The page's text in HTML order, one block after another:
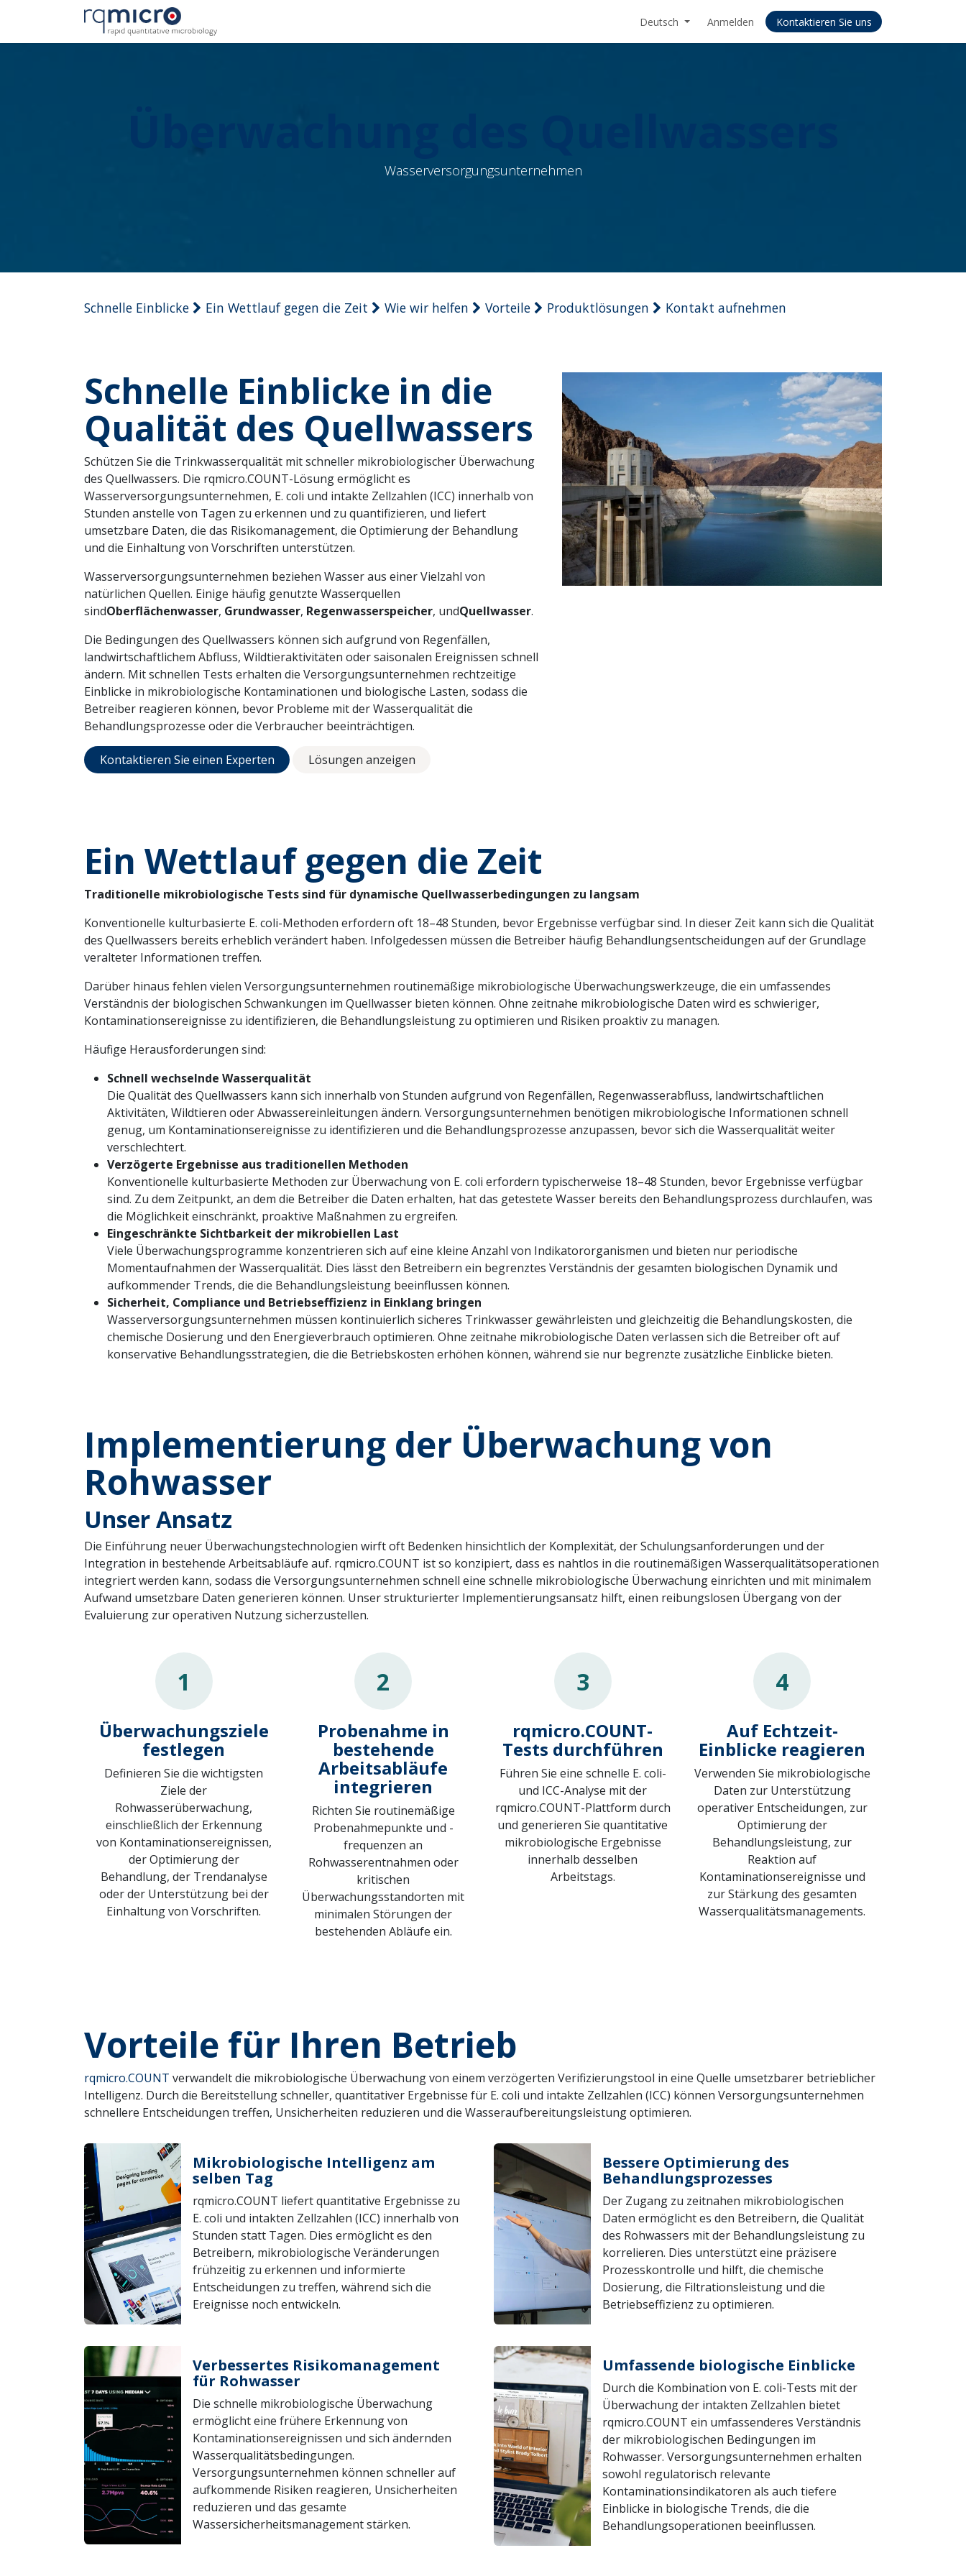
Zum Inhalt springen
Deutsch Anmelden Kontaktieren Sie uns
Wasserversorgungsunternehmen
Schnelle Einblicke Ein Wettlauf gegen die Zeit Wie wir helfen Vorteile Produktlösungen Kontakt aufnehmen
Schnelle Einblicke in die
Qualität des Quellwassers
Schützen Sie die Trinkwasserqualität mit schneller mikrobiologischer Überwachung
des Quellwassers. Die rqmicro.COUNT-Lösung ermöglicht es
Wasserversorgungsunternehmen, E. coli und intakte Zellzahlen (ICC) innerhalb von
Stunden anstelle von Tagen zu erkennen und zu quantifizieren, und liefert
umsetzbare Daten, die das Risikomanagement, die Optimierung der Behandlung
und die Einhaltung von Vorschriften unterstützen.
Wasserversorgungsunternehmen beziehen Wasser aus einer Vielzahl von
natürlichen Quellen. Einige häufig genutzte Wasserquellen
sindOberflächenwasser, Grundwasser, Regenwasserspeicher, undQuellwasser.
Die Bedingungen des Quellwassers können sich aufgrund von Regenfällen,
landwirtschaftlichem Abfluss, Wildtieraktivitäten oder saisonalen Ereignissen schnell
ändern. Mit schnellen Tests erhalten die Versorgungsunternehmen rechtzeitige
Einblicke in mikrobiologische Kontaminationen und biologische Lasten, sodass die
Betreiber reagieren können, bevor Probleme mit der Wasserqualität die
Behandlungsprozesse oder die Verbraucher beeinträchtigen.
Kontaktieren Sie einen Experten Lösungen anzeigen
Ein Wettlauf gegen die Zeit
Traditionelle mikrobiologische Tests sind für dynamische Quellwasserbedingungen zu langsam
Konventionelle kulturbasierte E. coli-Methoden erfordern oft 18–48 Stunden, bevor Ergebnisse verfügbar sind. In dieser Zeit kann sich die Qualität
des Quellwassers bereits erheblich verändert haben. Infolgedessen müssen die Betreiber häufig Behandlungsentscheidungen auf der Grundlage
veralteter Informationen treffen.
Darüber hinaus fehlen vielen Versorgungsunternehmen routinemäßige mikrobiologische Überwachungswerkzeuge, die ein umfassendes
Verständnis der biologischen Schwankungen im Quellwasser bieten können. Ohne zeitnahe mikrobiologische Daten wird es schwieriger,
Kontaminationsereignisse zu identifizieren, die Behandlungsleistung zu optimieren und Risiken proaktiv zu managen.
Häufige Herausforderungen sind:
Schnell wechselnde Wasserqualität
Die Qualität des Quellwassers kann sich innerhalb von Stunden aufgrund von Regenfällen, Regenwasserabfluss, landwirtschaftlichen
Aktivitäten, Wildtieren oder Abwassereinleitungen ändern. Versorgungsunternehmen benötigen mikrobiologische Informationen schnell
genug, um Kontaminationsereignisse zu identifizieren und die Behandlungsprozesse anzupassen, bevor sich die Wasserqualität weiter
verschlechtert.
Verzögerte Ergebnisse aus traditionellen Methoden
Konventionelle kulturbasierte Methoden zur Überwachung von E. coli erfordern typischerweise 18–48 Stunden, bevor Ergebnisse verfügbar
sind. Zu dem Zeitpunkt, an dem die Betreiber die Daten erhalten, hat das getestete Wasser bereits den Behandlungsprozess durchlaufen, was
die Möglichkeit einschränkt, proaktive Maßnahmen zu ergreifen.
Eingeschränkte Sichtbarkeit der mikrobiellen Last
Viele Überwachungsprogramme konzentrieren sich auf eine kleine Anzahl von Indikatororganismen und bieten nur periodische
Momentaufnahmen der Wasserqualität. Dies lässt den Betreibern ein begrenztes Verständnis der gesamten biologischen Dynamik und
aufkommender Trends, die die Behandlungsleistung beeinflussen können.
Sicherheit, Compliance und Betriebseffizienz in Einklang bringen
Wasserversorgungsunternehmen müssen kontinuierlich sicheres Trinkwasser gewährleisten und gleichzeitig die Behandlungskosten, die
chemische Dosierung und den Energieverbrauch optimieren. Ohne zeitnahe mikrobiologische Daten verlassen sich die Betreiber oft auf
konservative Behandlungsstrategien, die die Betriebskosten erhöhen können, während sie nur begrenzte zusätzliche Einblicke bieten.
Implementierung der Überwachung von
Rohwasser
Unser Ansatz
Die Einführung neuer Überwachungstechnologien wirft oft Bedenken hinsichtlich der Komplexität, der Schulungsanforderungen und der
Integration in bestehende Arbeitsabläufe auf. rqmicro.COUNT ist so konzipiert, dass es nahtlos in die routinemäßigen Wasserqualitätsoperationen
integriert werden kann, sodass die Versorgungsunternehmen schnell eine schnelle mikrobiologische Überwachung einrichten und mit minimalem
Aufwand umsetzbare Daten generieren können. Unser strukturierter Implementierungsansatz hilft, einen reibungslosen Übergang von der
Evaluierung zur operativen Nutzung sicherzustellen.
1
Überwachungsziele
festlegen
Definieren Sie die wichtigsten
Ziele der
Rohwasserüberwachung,
einschließlich der Erkennung
von Kontaminationsereignissen,
der Optimierung der
Behandlung, der Trendanalyse
oder der Unterstützung bei der
Einhaltung von Vorschriften.
2
Probenahme in
bestehende
Arbeitsabläufe
integrieren
Richten Sie routinemäßige
Probenahmepunkte und -
frequenzen an
Rohwasserentnahmen oder
kritischen
Überwachungsstandorten mit
minimalen Störungen der
bestehenden Abläufe ein.
3
rqmicro.COUNT-
Tests durchführen
Führen Sie eine schnelle E. coli-
und ICC-Analyse mit der
rqmicro.COUNT-Plattform durch
und generieren Sie quantitative
mikrobiologische Ergebnisse
innerhalb desselben
Arbeitstags.
4
Auf Echtzeit-
Einblicke reagieren
Verwenden Sie mikrobiologische
Daten zur Unterstützung
operativer Entscheidungen, zur
Optimierung der
Behandlungsleistung, zur
Reaktion auf
Kontaminationsereignisse und
zur Stärkung des gesamten
Wasserqualitätsmanagements.
Vorteile für Ihren Betrieb
rqmicro.COUNT verwandelt die mikrobiologische Überwachung von einem verzögerten Verifizierungstool in eine Quelle umsetzbarer betrieblicher
Intelligenz. Durch die Bereitstellung schneller, quantitativer Ergebnisse für E. coli und intakte Zellzahlen (ICC) können Versorgungsunternehmen
schnellere Entscheidungen treffen, Unsicherheiten reduzieren und die Wasseraufbereitungsleistung optimieren.
Mikrobiologische Intelligenz am
selben Tag
rqmicro.COUNT liefert quantitative Ergebnisse zu
E. coli und intakten Zellzahlen (ICC) innerhalb von
Stunden statt Tagen. Dies ermöglicht es den
Betreibern, mikrobiologische Veränderungen
frühzeitig zu erkennen und informierte
Entscheidungen zu treffen, während sich die
Ereignisse noch entwickeln.
Bessere Optimierung des
Behandlungsprozesses
Der Zugang zu zeitnahen mikrobiologischen
Daten ermöglicht es den Betreibern, die Qualität
des Rohwassers mit der Behandlungsleistung zu
korrelieren. Dies unterstützt eine präzisere
Prozesskontrolle und hilft, die chemische
Dosierung, die Filtrationsleistung und die
Betriebseffizienz zu optimieren.
Verbessertes Risikomanagement
für Rohwasser
Die schnelle mikrobiologische Überwachung
ermöglicht eine frühere Erkennung von
Kontaminationsereignissen und sich ändernden
Wasserqualitätsbedingungen.
Versorgungsunternehmen können schneller auf
aufkommende Risiken reagieren, Unsicherheiten
reduzieren und das gesamte
Wassersicherheitsmanagement stärken.
Umfassende biologische Einblicke
Durch die Kombination von E. coli-Tests mit der
Überwachung der intakten Zellzahlen bietet
rqmicro.COUNT ein umfassenderes Verständnis
der mikrobiologischen Bedingungen im
Rohwasser. Versorgungsunternehmen erhalten
sowohl regulatorisch relevante
Kontaminationsindikatoren als auch tiefere
Einblicke in biologische Trends, die die
Behandlungsoperationen beeinflussen.